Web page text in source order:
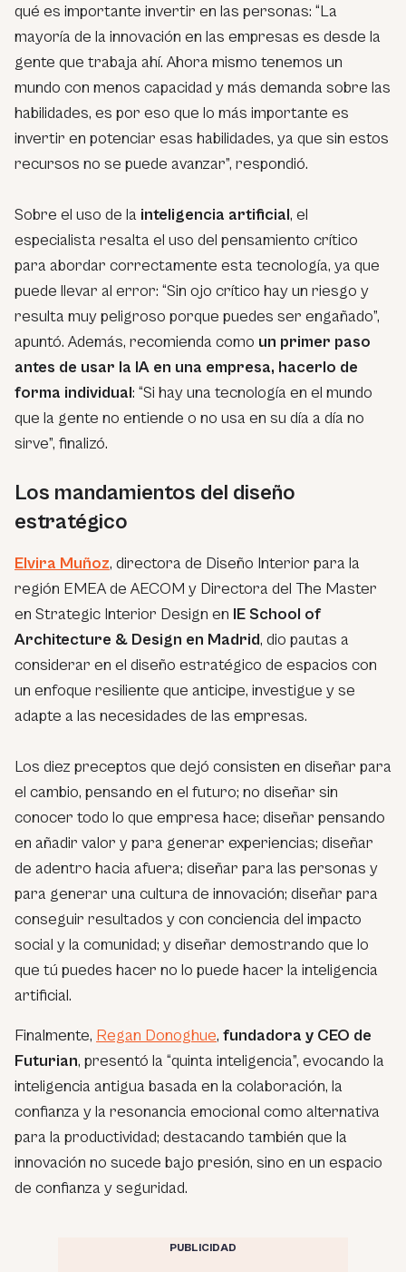
qué es importante invertir en las personas: “La
mayoría de la innovación en las empresas es desde la
gente que trabaja ahí. Ahora mismo tenemos un
mundo con menos capacidad y más demanda sobre las
habilidades, es por eso que lo más importante es
invertir en potenciar esas habilidades, ya que sin estos
recursos no se puede avanzar”, respondió.
Sobre el uso de la inteligencia artificial, el
especialista resalta el uso del pensamiento crítico
para abordar correctamente esta tecnología, ya que
puede llevar al error: “Sin ojo crítico hay un riesgo y
resulta muy peligroso porque puedes ser engañado”,
apuntó. Además, recomienda como un primer paso
antes de usar la IA en una empresa, hacerlo de
forma individual: “Si hay una tecnología en el mundo
que la gente no entiende o no usa en su día a día no
sirve”, finalizó.
Los mandamientos del diseño
estratégico
Elvira Muñoz, directora de Diseño Interior para la
región EMEA de AECOM y Directora del The Master
en Strategic Interior Design en IE School of
Architecture & Design en Madrid, dio pautas a
considerar en el diseño estratégico de espacios con
un enfoque resiliente que anticipe, investigue y se
adapte a las necesidades de las empresas.
Los diez preceptos que dejó consisten en diseñar para
el cambio, pensando en el futuro; no diseñar sin
conocer todo lo que empresa hace; diseñar pensando
en añadir valor y para generar experiencias; diseñar
de adentro hacia afuera; diseñar para las personas y
para generar una cultura de innovación; diseñar para
conseguir resultados y con conciencia del impacto
social y la comunidad; y diseñar demostrando que lo
que tú puedes hacer no lo puede hacer la inteligencia
artificial.
Finalmente, Regan Donoghue, fundadora y CEO de
Futurian, presentó la “quinta inteligencia”, evocando la
inteligencia antigua basada en la colaboración, la
confianza y la resonancia emocional como alternativa
para la productividad; destacando también que la
innovación no sucede bajo presión, sino en un espacio
de confianza y seguridad.
PUBLICIDAD